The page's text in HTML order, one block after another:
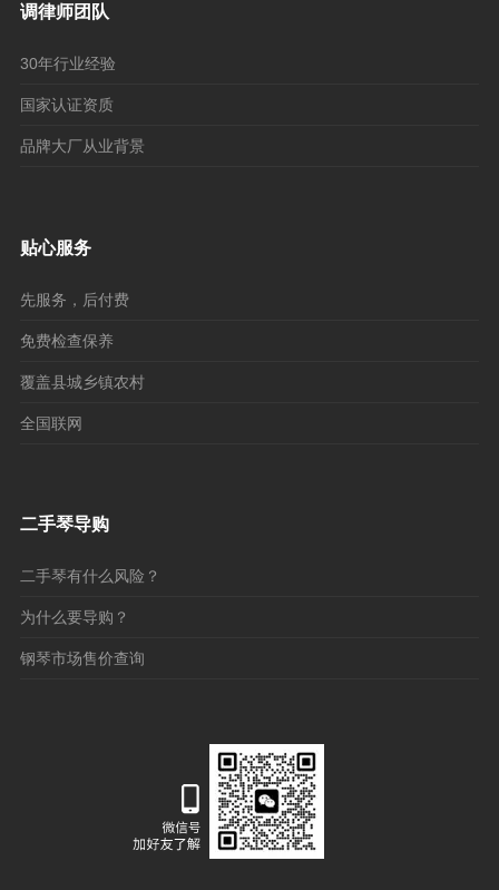
调律师团队
30年行业经验
国家认证资质
品牌大厂从业背景
贴心服务
先服务，后付费
免费检查保养
覆盖县城乡镇农村
全国联网
二手琴导购
二手琴有什么风险？
为什么要导购？
钢琴市场售价查询